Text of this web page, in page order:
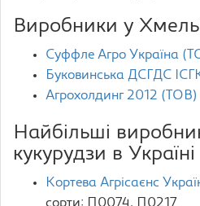
Виробники у
Суффле Агро Україна
Буковинська ДСГДС
Агрохолдинг 2012 (ТОВ)
Найбільші
кукурудзи в Україні
Кортева Агрісаєнс